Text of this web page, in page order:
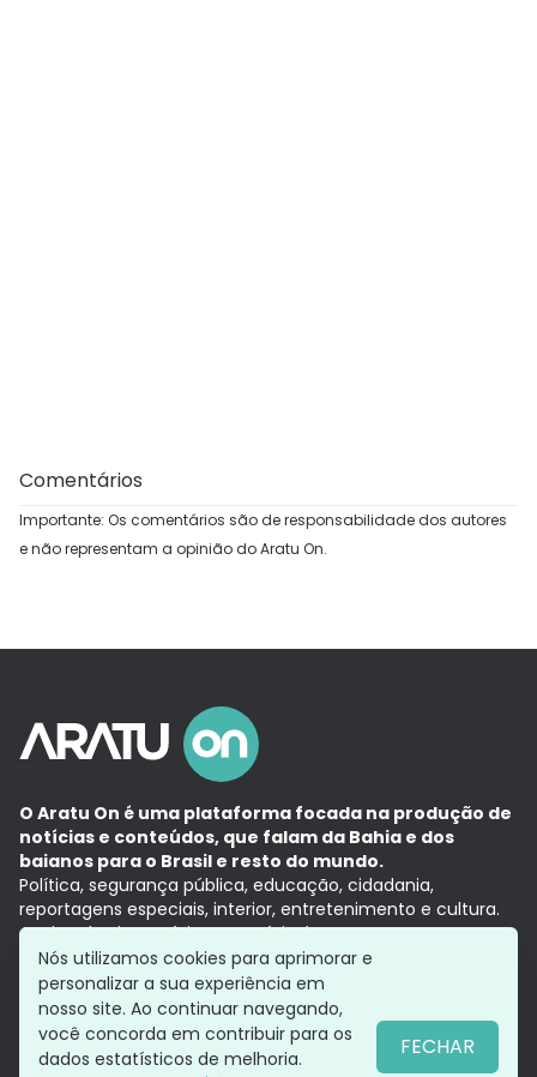
Comentários
Importante: Os comentários são de responsabilidade dos autores
e não representam a opinião do Aratu On.
O Aratu On é uma plataforma focada na produção de
notícias e conteúdos, que falam da Bahia e dos
baianos para o Brasil e resto do mundo.
Política, segurança pública, educação, cidadania,
reportagens especiais, interior, entretenimento e cultura.
Aqui, tudo vira notícia e a notícia é no tempo presente,
com a credibilidade do Grupo Aratu.
Grupo Aratu
Política de privacidade
Siga-nos
Nós utilizamos cookies para aprimorar e
personalizar a sua experiência em
nosso site. Ao continuar navegando,
você concorda em contribuir para os
dados estatísticos de melhoria.
FECHAR